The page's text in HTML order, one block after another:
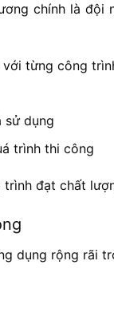
chính là đội
từng công
sử dụng
trình thi công
đạt chất
dụng rộng rãi